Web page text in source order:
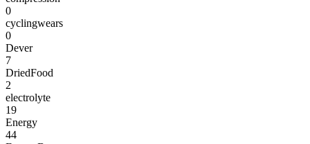
0
cyclingwears
0
Dever
7
DriedFood
2
electrolyte
19
Energy
44